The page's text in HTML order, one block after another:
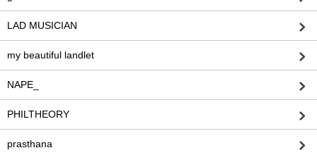
LAD MUSICIAN
my beautiful landlet
NAPE_
PHILTHEORY
prasthana